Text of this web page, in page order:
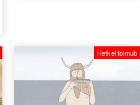
Hetkel toimub